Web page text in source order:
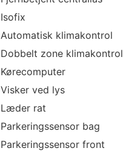
Isofix
Automatisk klimakontrol
Dobbelt zone klimakontrol
Kørecomputer
Visker ved lys
Læder rat
Parkeringssensor bag
Parkeringssensor front